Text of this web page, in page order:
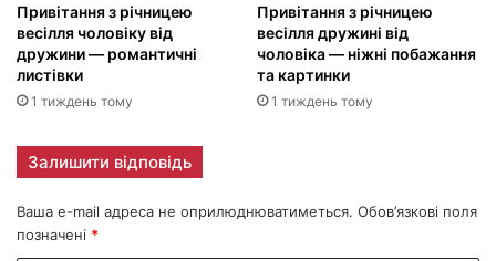
Привітання з річницею
весілля чоловіку від
дружини — романтичні
листівки
1 тиждень тому
Привітання з річницею
весілля дружині від
чоловіка — ніжні побажання
та картинки
1 тиждень тому
Залишити відповідь
Ваша e-mail адреса не оприлюднюватиметься. Обов’язкові поля
позначені *